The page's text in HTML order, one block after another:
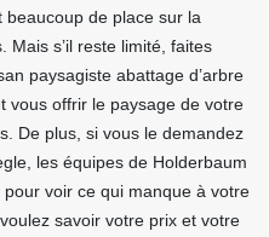
beaucoup de place sur la
Mais s’il reste limité, faites
paysagiste abattage d’arbre
vous offrir le paysage de votre
De plus, si vous le demandez
les équipes de Holderbaum
voir ce qui manque à votre
savoir votre prix et votre